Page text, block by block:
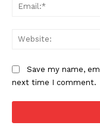
Save my name,
next time I comment.